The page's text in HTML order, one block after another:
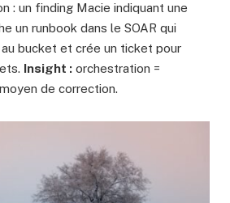
: un finding Macie indiquant une
un runbook dans le SOAR qui
au bucket et crée un ticket pour
Insight : orchestration =
de correction.